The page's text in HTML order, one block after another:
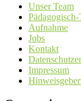
Unser Team
Aufnahme
Jobs
Kontakt
Impressum